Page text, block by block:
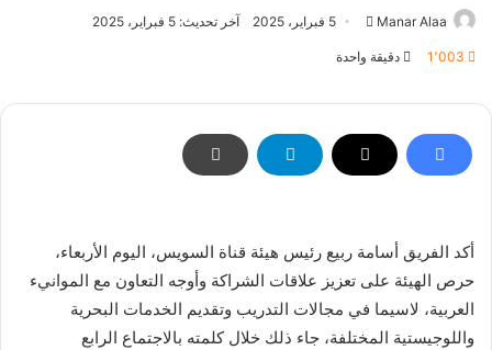
Manar Alaa
أرسل 5 فبراير، 2025 آخر تحديث: 5 فبراير، 2025
1٬003 دقيقة واحدة
أكد الفريق أسامة ربيع رئيس هيئة قناة السويس، اليوم الأربعاء،
حرص الهيئة على تعزيز علاقات الشراكة وأوجه التعاون مع الموانيء
العربية، لاسيما في مجالات التدريب وتقديم الخدمات البحرية
واللوجيستية المختلفة، جاء ذلك خلال كلمته بالاجتماع الرابع